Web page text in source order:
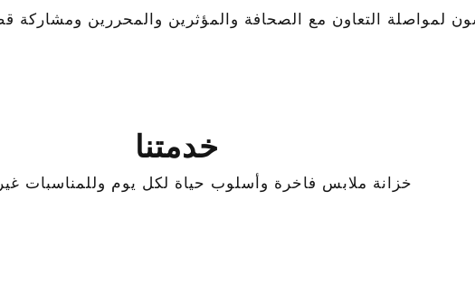
لمواصلة التعاون مع الصحافة والمؤثرين والمحررين ومشاركة
خدمتنا
خزانة ملابس فاخرة وأسلوب حياة لكل يوم وللمناسبات غير